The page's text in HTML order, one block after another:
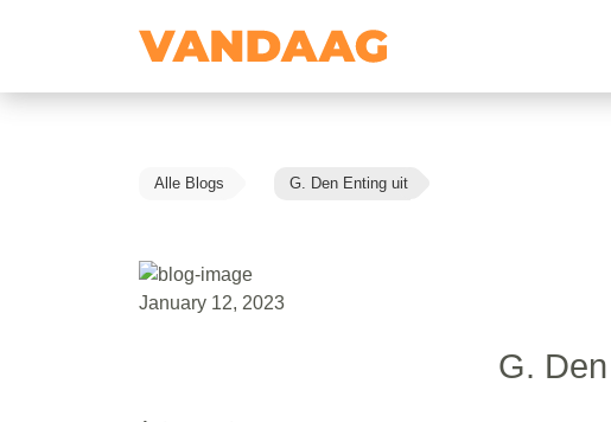
Alle Blogs G. Den Enting uit
January 12, 2023
G.